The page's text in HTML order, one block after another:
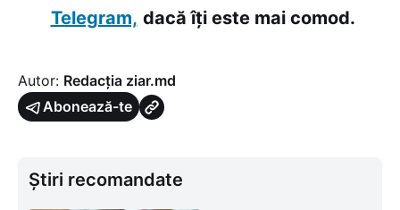
Telegram, dacă îți este mai comod.
Autor: Redacția ziar.md
Abonează-te
Știri recomandate